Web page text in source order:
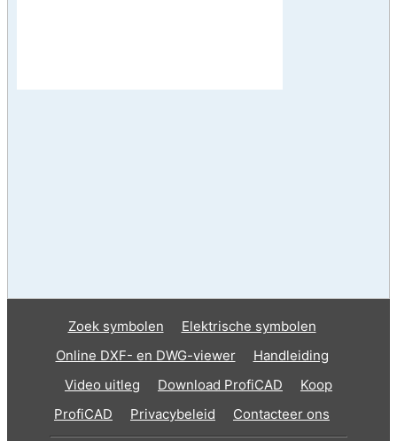
Zoek symbolen
Elektrische symbolen
Online DXF- en DWG-viewer
Handleiding
Video uitleg
Download ProfiCAD
Koop
ProfiCAD
Privacybeleid Contacteer ons